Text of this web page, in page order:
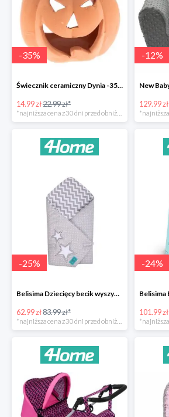
-35%
Świecznik ceramiczny Dynia -35%
14.99 zł22.99 zł*
*najniższa cena z 30 dni przed obniżką
-12%
129.99 zł
-25%
Belisima Dziecięcy becik wyszywany Gwiazdka -25%
62.99 zł83.99 zł*
-24%
101.99 zł